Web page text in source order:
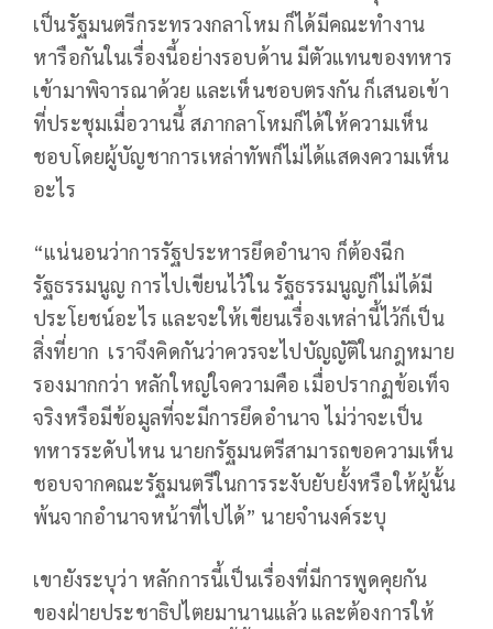
เป็นรัฐมนตรีกระทรวงกลาโหม ก็ได้มีคณะทำงาน
หารือกันในเรื่องนี้อย่างรอบด้าน มีตัวแทนของทหาร
เข้ามาพิจารณาด้วย และเห็นชอบตรงกัน ก็เสนอเข้า
ที่ประชุมเมื่อวานนี้ สภากลาโหมก็ได้ให้ความเห็น
ชอบโดยผู้บัญชาการเหล่าทัพก็ไม่ได้แสดงความเห็น
อะไร
“แน่นอนว่าการรัฐประหารยึดอำนาจ ก็ต้องฉีก
รัฐธรรมนูญ การไปเขียนไว้ใน รัฐธรรมนูญก็ไม่ได้มี
ประโยชน์อะไร และจะให้เขียนเรื่องเหล่านี้ไว้ก็เป็น
สิ่งที่ยาก เราจึงคิดกันว่าควรจะไปบัญญัติในกฎหมาย
รองมากกว่า หลักใหญ่ใจความคือ เมื่อปรากฏข้อเท็จ
จริงหรือมีข้อมูลที่จะมีการยึดอำนาจ ไม่ว่าจะเป็น
ทหารระดับไหน นายกรัฐมนตรีสามารถขอความเห็น
ชอบจากคณะรัฐมนตรีในการระงับยับยั้งหรือให้ผู้นั้น
พ้นจากอำนาจหน้าที่ไปได้” นายจำนงค์ระบุ
เขายังระบุว่า หลักการนี้เป็นเรื่องที่มีการพูดคุยกัน
ของฝ่ายประชาธิปไตยมานานแล้ว และต้องการให้